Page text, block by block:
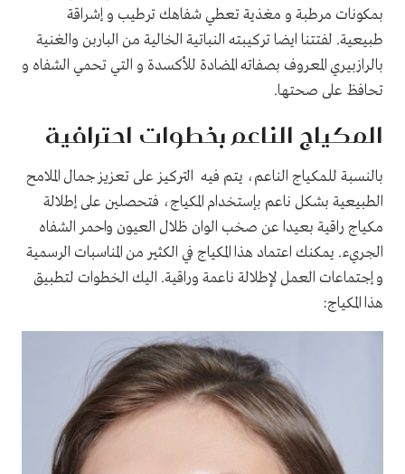
بمكونات مرطبة و مغذیة تعطي شفاھك ترطیب و إشراقة
طبیعیة. لفتتنا ايضا تركيبته النباتية الخالية من الباربن والغنية
بالرازبیري المعروف بصفاته المضادة للأكسدة و التي تحمي الشفاه و
تحافظ على صحتھا.
المكياج الناعم بخطوات احترافية
بالنسبة للمكياج الناعم، يتم فيه التركيز على تعزيز جمال الملامح
الطبيعية بشكل ناعم بإستخدام المكياج، فتحصلين على إطلالة
مكياج راقية بعيدا عن صخب الوان ظلال العيون واحمر الشفاه
الجريء. يمكنك اعتماد هذا المكياج في الكثير من المناسبات الرسمية
و إجتماعات العمل لإطلالة ناعمة وراقية. اليك الخطوات لتطبيق
هذا المكياج: